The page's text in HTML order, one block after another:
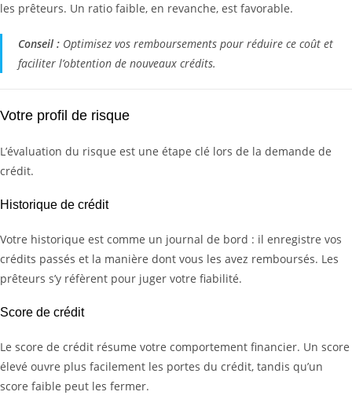
les prêteurs. Un ratio faible, en revanche, est favorable.
Conseil : Optimisez vos remboursements pour réduire ce coût et
faciliter l’obtention de nouveaux crédits.
Votre profil de risque
L’évaluation du risque est une étape clé lors de la demande de
crédit.
Historique de crédit
Votre historique est comme un journal de bord : il enregistre vos
crédits passés et la manière dont vous les avez remboursés. Les
prêteurs s’y réfèrent pour juger votre fiabilité.
Score de crédit
Le score de crédit résume votre comportement financier. Un score
élevé ouvre plus facilement les portes du crédit, tandis qu’un
score faible peut les fermer.